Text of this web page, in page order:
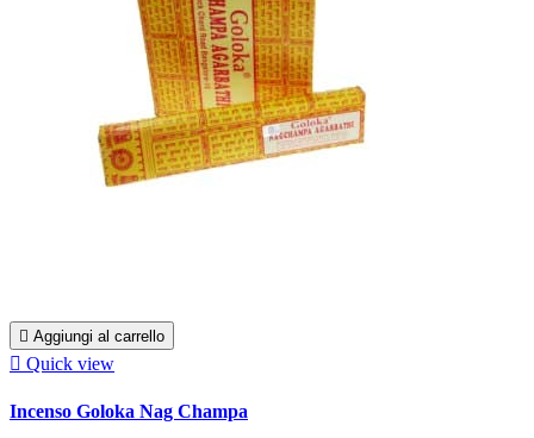
 Aggiungi al carrello
 Quick view
Incenso Goloka Nag Champa